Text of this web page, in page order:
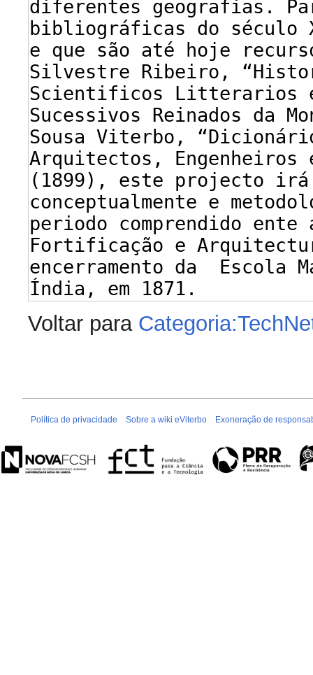
Voltar para
Política de privacidade Sobre a wiki eViterbo Exoneração de